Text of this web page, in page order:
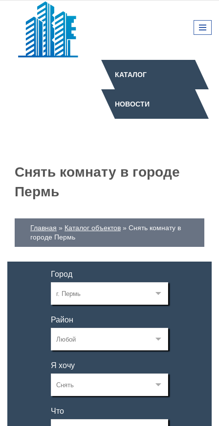
КАТАЛОГ
НОВОСТИ
Снять комнату в городе
Пермь
Главная Каталог объектов
Снять комнату в
городе Пермь
Город
Район
Я хочу
Что